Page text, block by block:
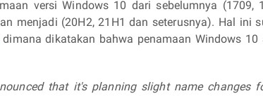
versi Windows 10 dari sebelumnya (1709,
menjadi (20H2, 21H1 dan seterusnya). Hal ini
dimana dikatakan bahwa penamaan Windows 10
that it's planning slight name changes